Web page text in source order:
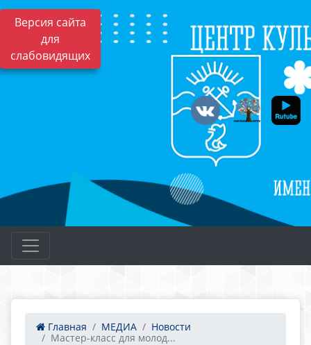
Версия сайта
для
слабовидящих
Главная МЕДИА
Новости
Мастер-класс для молод...